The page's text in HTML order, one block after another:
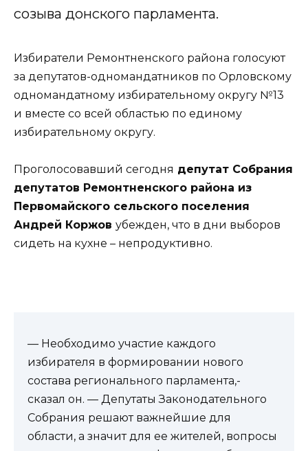
созыва донского парламента.
Избиратели Ремонтненского района голосуют
за депутатов-одномандатников по Орловскому
одномандатному избирательному округу №13
и вместе со всей областью по единому
избирательному округу.
Проголосовавший сегодня депутат Собрания
депутатов Ремонтненского района из
Первомайского сельского поселения
Андрей Коржов убежден, что в дни выборов
сидеть на кухне – непродуктивно.
— Необходимо участие каждого
избирателя в формировании нового
состава регионального парламента,-
сказал он. — Депутаты Законодательного
Собрания решают важнейшие для
области, а значит для ее жителей, вопросы